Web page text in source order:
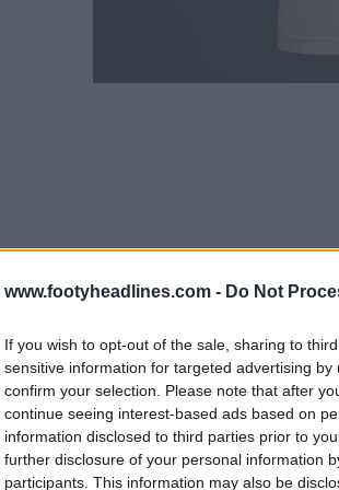
www.footyheadlines.com - Do Not
If you wish to opt-out of the sale, sharing to
sensitive information for targeted advertising
confirm your selection. Please note that after
continue seeing interest-based ads based on
information disclosed to third parties prior to
further disclosure of your personal information
participants. This information may also be
Colombia2024 Centenario